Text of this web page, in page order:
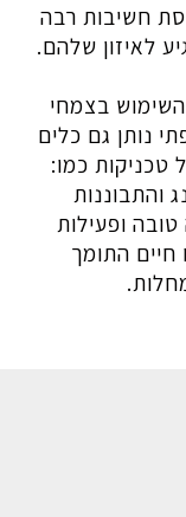
חשיבות רבה
לאיזון שלהם.
בצמחי
נותן גם כלים
טכניקות כמו:
והתבוננות
ופעילות
חיים התומך